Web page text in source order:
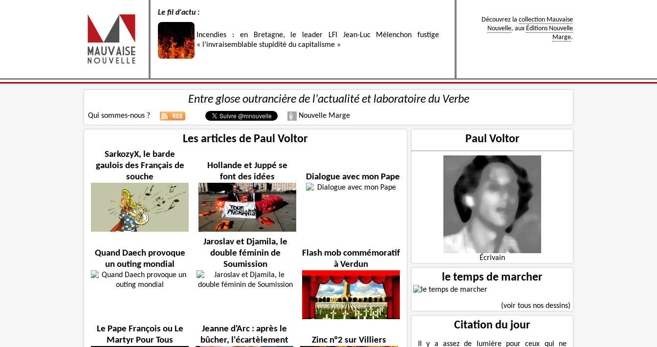
Le fil d'actu :
Incendies : en Bretagne, le leader LFI Jean-Luc Mélenchon fustige
« l’invraisemblable stupidité du capitalisme »
Découvrez la collection Mauvaise
Nouvelle, aux Éditions Nouvelle
Marge.
Entre glose outrancière de l'actualité et laboratoire du Verbe
Qui sommes-nous ? Nouvelle Marge
Les articles de Paul Voltor
SarkozyX, le barde
gaulois des Français de
souche
Hollande et Juppé se
font des idées
Dialogue avec mon Pape
Quand Daech provoque
un outing mondial
Jaroslav et Djamila, le
double féminin de
Soumission
Flash mob commémoratif
à Verdun
Le Pape François ou Le
Martyr Pour Tous
Jeanne d'Arc : après le
bûcher, l'écartèlement
Zinc n°2 sur Villiers
Paul Voltor
Écrivain
le temps de marcher
(voir tous nos dessins)
Citation du jour
Il y a assez de lumière pour ceux qui ne